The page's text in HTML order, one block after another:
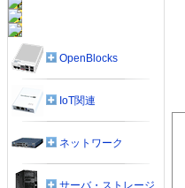
OpenBlocks
IoT関連
ネットワーク
サーバ・ストレージ